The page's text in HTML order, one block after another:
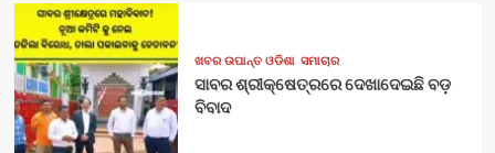
ଖବର ଉପାନ୍ତ ଓଡିଶା ସମାଚାର
ସାବର ଶ୍ରୀକ୍ଷେତ୍ରରେ ଦେଖାଦେଇଛି ବଡ଼
ବିବାଦ